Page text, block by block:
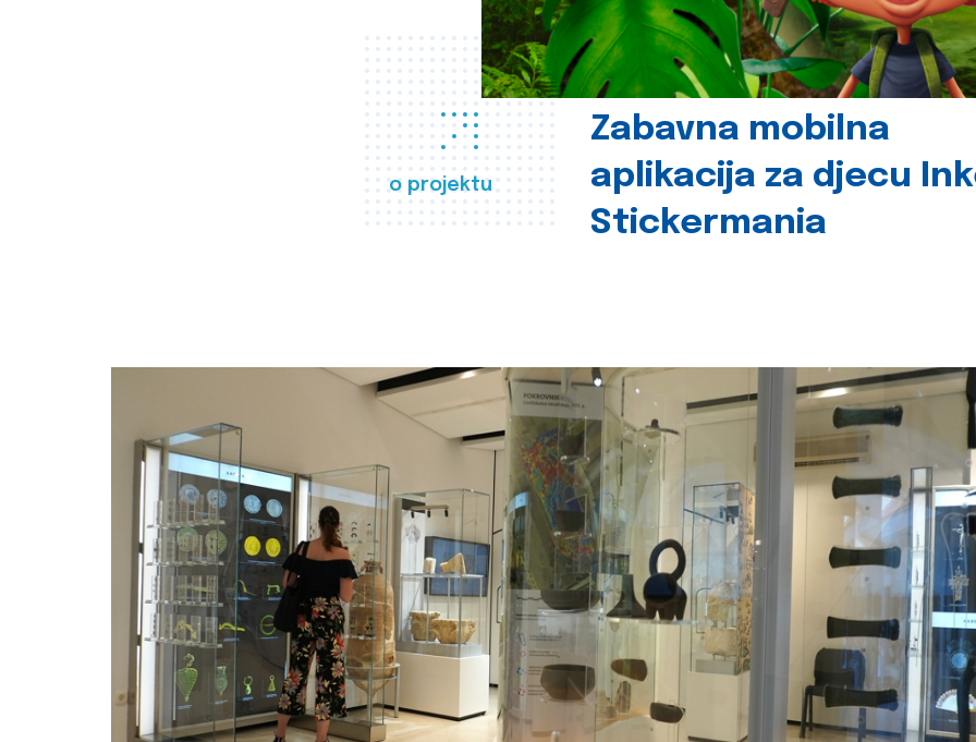
o projektu
Zabavna mobilna
aplikacija za djecu
Stickermania